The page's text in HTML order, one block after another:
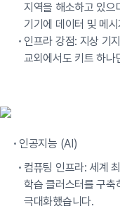
지역을 해소하고 있
기기에 데이터 및 메
인프라 강점: 지상 기
교외에서도 키트 하나
인공지능 (AI)
컴퓨팅 인프라: 세계
학습 클러스터를 구축
극대화했습니다.